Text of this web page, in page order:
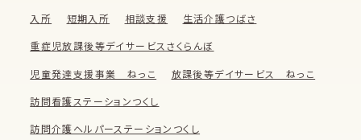
入所 短期入所 相談支援 生活介護つばさ
重症児放課後等デイサービスさくらんぼ
児童発達支援事業 ねっこ 放課後等デイサービス ねっこ
訪問看護ステーションつくし
訪問介護ヘルパーステーションつくし